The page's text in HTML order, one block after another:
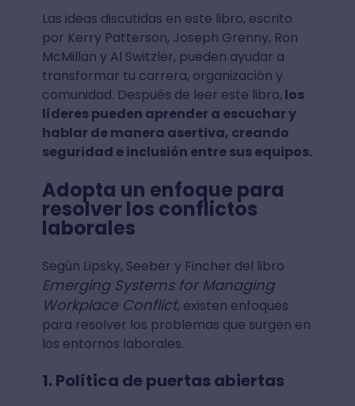
Las ideas discutidas en este libro, escrito
por Kerry Patterson, Joseph Grenny, Ron
McMillan y Al Switzler, pueden ayudar a
transformar tu carrera, organización y
comunidad. Después de leer este libro, los
líderes pueden aprender a escuchar y
hablar de manera asertiva, creando
seguridad e inclusión entre sus equipos.
Adopta un enfoque para
resolver los conflictos
laborales
Según Lipsky, Seeber y Fincher del libro
Emerging Systems for Managing
Workplace Conflict, existen enfoques
para resolver los problemas que surgen en
los entornos laborales.
1. Política de puertas abiertas